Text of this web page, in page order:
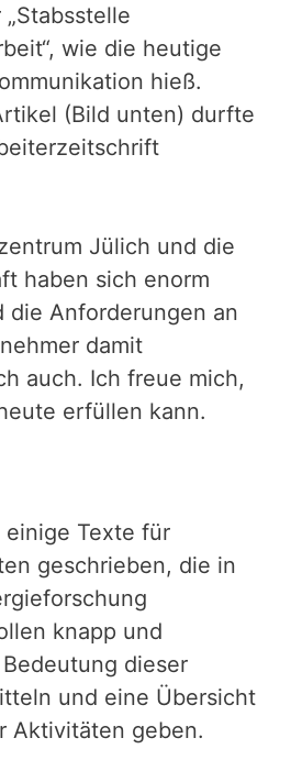
wie die heutige
hieß.
(Bild unten) durfte
Jülich und die
haben sich enorm
die Anforderungen an
damit
auch. Ich freue mich,
erfüllen kann.
Texte für
geschrieben, die in
knapp und
dieser
und eine Übersicht
Aktivitäten geben.